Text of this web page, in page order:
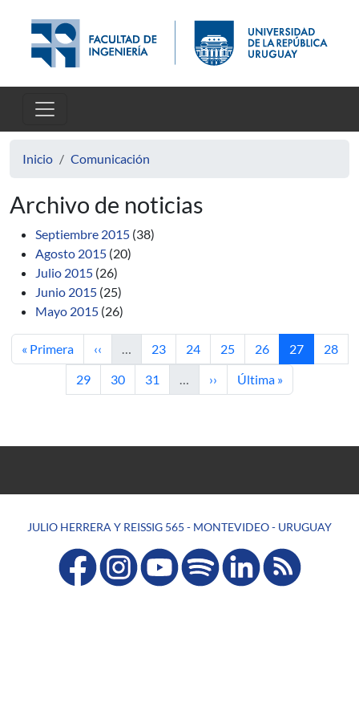
Inicio Comunicación
Archivo de noticias
Septiembre 2015 (38)
Agosto 2015 (20)
Julio 2015 (26)
Junio 2015 (25)
Mayo 2015 (26)
Primera página
« Primera Página anterior
‹‹ … Página
23 Página
24 Página
25 Página
26 Página
27
28
Página
29 Página
30 Página
31 … Siguiente página
›› Última página
Última »
JULIO HERRERA Y REISSIG 565 - MONTEVIDEO - URUGUAY